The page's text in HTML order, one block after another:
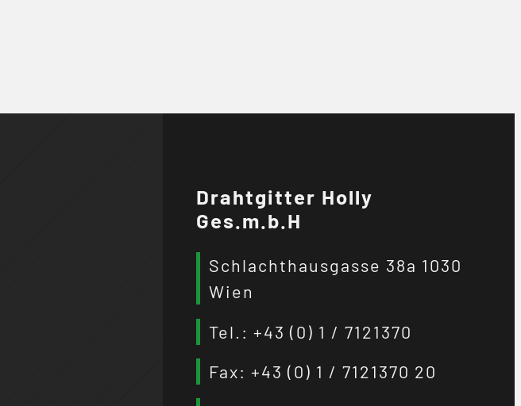
Drahtgitter Holly
Ges.m.b.H
Schlachthausgasse 38a 1030
Wien
Tel.: +43 (0) 1 / 7121370
Fax: +43 (0) 1 / 7121370 20